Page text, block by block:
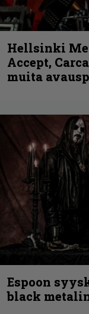
Hellsinki
Accept,
muita
Espoon
black